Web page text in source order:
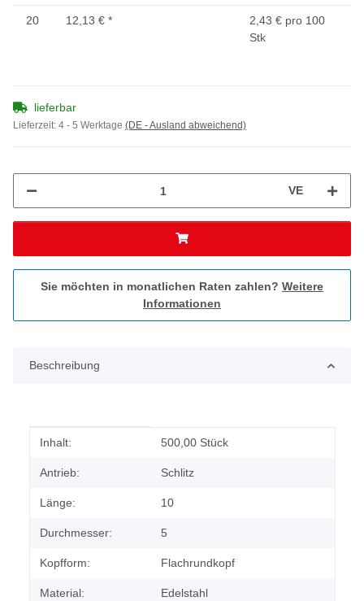
20 12,13 € *
2,43 € pro 100
Stk
lieferbar
Lieferzeit: 4 - 5 Werktage (DE - Ausland abweichend)
VE
Sie möchten in monatlichen Raten zahlen? Weitere
Informationen
Beschreibung
Produkteigenschaft
Wert
Inhalt: 500,00 Stück
Antrieb: Schlitz
Länge: 10
Durchmesser: 5
Kopfform: Flachrundkopf
Material: Edelstahl